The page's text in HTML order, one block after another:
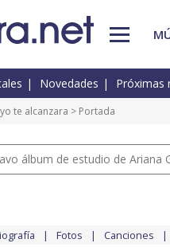
Novedades Próximas
te alcanzara > Portada
álbum de estudio de Ariana
Fotos Canciones